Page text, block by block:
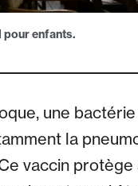
pour enfants.
une
la
vaccin